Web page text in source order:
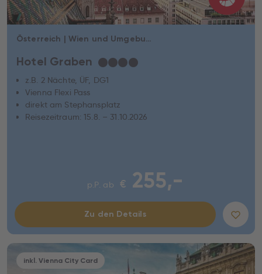
Österreich | Wien und Umgebung | Wien
Hotel Graben ★★★★
z.B. 2 Nächte, ÜF, DG1
Vienna Flexi Pass
direkt am Stephansplatz
Reisezeitraum: 15.8. – 31.10.2026
p.P. ab € 255,-
Zu den Details
inkl. Vienna City Card